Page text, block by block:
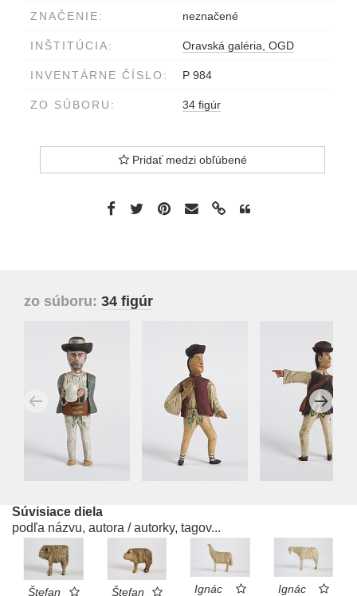
ZNAČENIE: neznačené
INŠTITÚCIA: Oravská galéria, OGD
INVENTÁRNE ČÍSLO: P 984
ZO SÚBORU: 34 figúr
Pridať medzi obľúbené
zo súboru: 34 figúr
Súvisiace diela
podľa názvu, autora / autorky, tagov...
Štefan Štefan Ignác Ignác